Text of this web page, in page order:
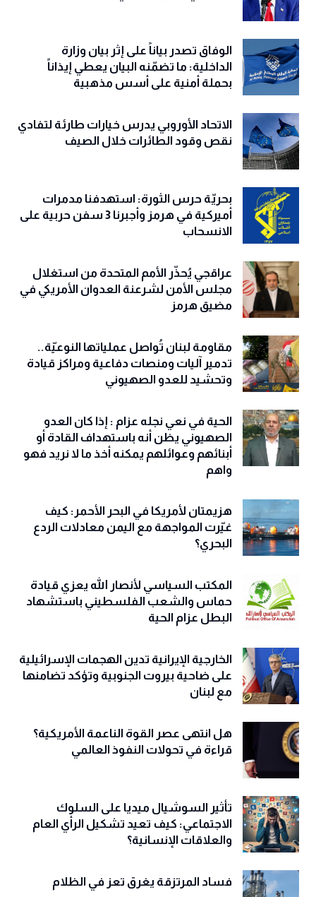
الوفاق تصدر بياناً على إثر بيان وزارة
الداخلية: ما تضمّنه البيان يعطي إيذاناً
بحملة أمنية على أسس مذهبية
الاتحاد الأوروبي يدرس خيارات طارئة لتفادي
نقص وقود الطائرات خلال الصيف
بحريّة حرس الثورة: استهدفنا مدمرات
أميركية في هرمز وأجبرنا 3 سفن حربية على
الانسحاب
عراقجي يُحذّر الأمم المتحدة من استغلال
مجلس الأمن لشرعنة العدوان الأمريكي في
مضيق هرمز
مقاومة لبنان تُواصل عملياتها النوعيّة..
تدمير آليات ومنصات دفاعية ومراكز قيادة
وتحشيد للعدو الصهيوني
الحية في نعي نجله عزام : إذا كان العدو
الصهيوني يظن أنه باستهداف القادة أو
أبنائهم وعوائلهم يمكنه أخذ ما لا نريد فهو
واهم
هزيمتان لأمريكا في البحر الأحمر: كيف
غيّرت المواجهة مع اليمن معادلات الردع
البحري؟
المكتب السياسي لأنصار الله يعزي قيادة
حماس والشعب الفلسطيني باستشهاد
البطل عزام الحية
الخارجية الإيرانية تدين الهجمات الإسرائيلية
على ضاحية بيروت الجنوبية وتؤكد تضامنها
مع لبنان
هل انتهى عصر القوة الناعمة الأمريكية؟
قراءة في تحولات النفوذ العالمي
تأثير السوشيال ميديا على السلوك
الاجتماعي: كيف تعيد تشكيل الرأي العام
والعلاقات الإنسانية؟
فساد المرتزقة يغرق تعز في الظلام